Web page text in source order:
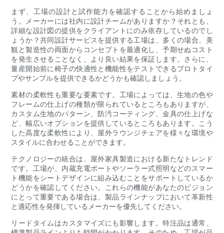
まず、工場の設計と試作能力を確認することから始めましょ
う。メーカーには社内に設計チームがありますか？それとも、
詳細な設計図の提供をクライアントにのみ依存しているのでし
ょうか？共同設計サービスを提供する工場は、多くの場合、美
観と製造性の両面からコンセプトを最適化し、予期せぬコスト
を発生させることなく、より良い結果を保証します。さらに、
量産開始前に椅子の快適性と機能性をテストできるプロトタイ
プやサンプルを提供できるかどうかも確認しましょう。
素材の柔軟性も重要な要素です。工場によっては、生地の色や
フレームの仕上げの種類が限られているところもありますが、
カスタム生地のパターン、防汚コーティング、金具の仕上げな
ど、幅広いオプションを提供しているところもあります。こう
した高度な柔軟性により、屋外ラウンジチェアを様々な環境や
スタイルに合わせることができます。
テクノロジーの統合は、屋外家具製造における新たなトレンド
です。工場が、内蔵充電ポートやソーラー式照明などのスマー
ト機能をシートデザインに組み込むことをサポートしているか
どうかを確認してください。これらの機能があなたのビジョン
にとって重要である場合は、製品ラインナップにおいて革新性
と適応性を発揮しているメーカーを優先してください。
リードタイムはカスタマイズにも影響します。特注品は通常、